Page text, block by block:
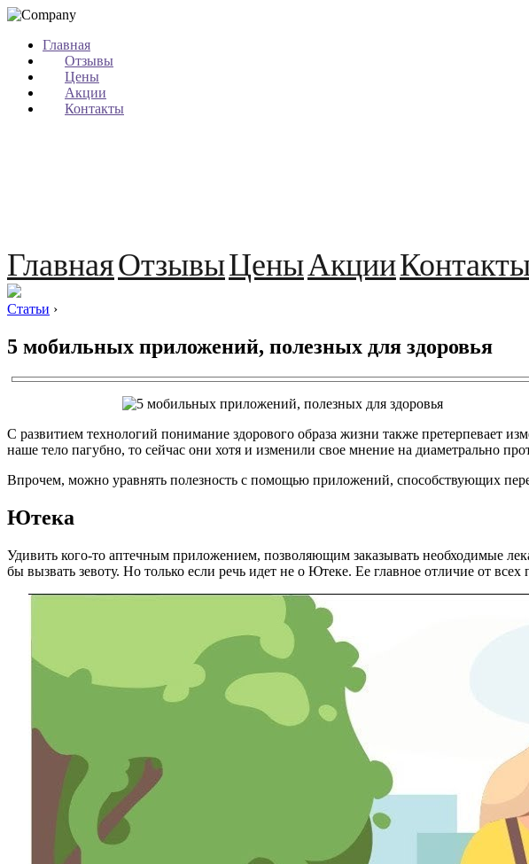
Главная
Отзывы
Цены
Акции
Контакты
ГлавнаяОтзывыЦеныАкции
Статьи ›
5 мобильных приложений, полезных для здоровья
С развитием технологий понимание здорового образа жизни также претерпевает
наше тело пагубно, то сейчас они хотя и изменили свое мнение на диаметрально
Впрочем, можно уравнять полезность с помощью приложений, способствующих
Ютека
Удивить кого-то аптечным приложением, позволяющим заказывать необходимые
бы вызвать зевоту. Но только если речь идет не о Ютеке. Ее главное отличие от